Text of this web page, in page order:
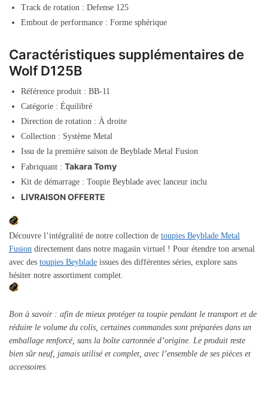
Track de rotation : Defense 125
Embout de performance : Forme sphérique
Caractéristiques supplémentaires de
Wolf D125B
Référence produit : BB-11
Catégorie : Équilibré
Direction de rotation : À droite
Collection : Système Metal
Issu de la première saison de Beyblade Metal Fusion
Fabriquant : Takara Tomy
Kit de démarrage : Toupie Beyblade avec lanceur inclu
LIVRAISON OFFERTE
Découvre l’intégralité de notre collection de toupies Beyblade Metal
Fusion directement dans notre magasin virtuel ! Pour étendre ton arsenal
avec des toupies Beyblade issues des différentes séries, explore sans
hésiter notre assortiment complet.
Bon à savoir : afin de mieux protéger ta toupie pendant le transport et de
réduire le volume du colis, certaines commandes sont préparées dans un
emballage renforcé, sans la boîte cartonnée d’origine. Le produit reste
bien sûr neuf, jamais utilisé et complet, avec l’ensemble de ses pièces et
accessoires.